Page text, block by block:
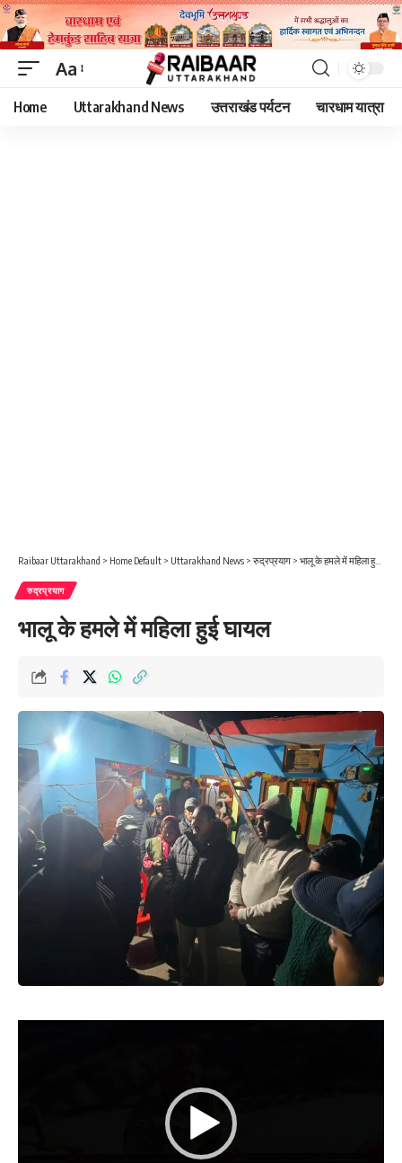
Font
Resizer
Aa
Home Uttarakhand News उत्तराखंड पर्यटन चारधाम यात्रा
Raibaar Uttarakhand > Home Default > Uttarakhand News > रुद्रप्रयाग > भालू के हमले में महिला हुई घायल
रुद्रप्रयाग
भालू के हमले में महिला हुई घायल